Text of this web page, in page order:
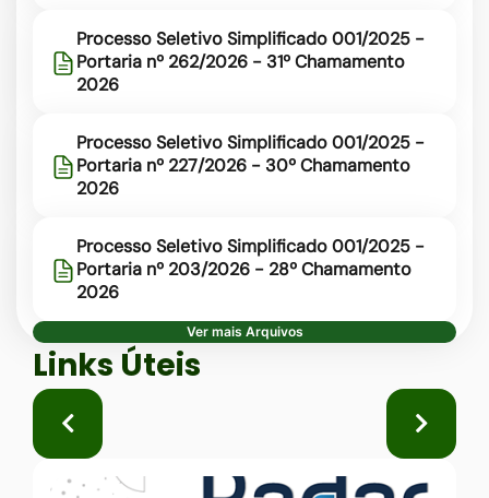
Processo Seletivo Simplificado 001/2025 -
Portaria nº 262/2026 - 31º Chamamento
2026
Processo Seletivo Simplificado 001/2025 -
Portaria nº 227/2026 - 30º Chamamento
2026
Processo Seletivo Simplificado 001/2025 -
Portaria nº 203/2026 - 28º Chamamento
2026
Ver mais Arquivos
Seção Links Úteis
Links Úteis